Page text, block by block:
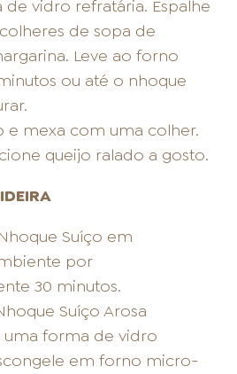
vidro refratária. Espalhe
de sopa de
Leve ao forno
ou até o nhoque
e mexa com uma colher.
queijo ralado a gosto.
Suíço em
por
30 minutos.
Suíço Arosa
forma de vidro
em forno micro-